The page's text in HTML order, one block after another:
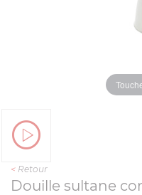
< Retour
Douille sultane